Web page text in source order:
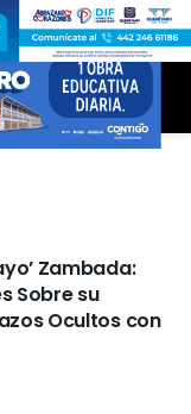
Zambada:
Sobre su
Ocultos con